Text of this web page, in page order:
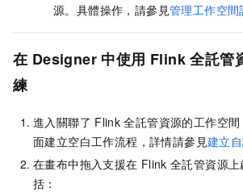
源。具體操作，請參見管理工作空間
在 Designer 中使用 Flink 全託管
練
進入關聯了 Flink 全託管資源的工作空
面建立空白工作流程，詳情請參見建立
在畫布中拖入支援在 Flink 全託管資源
括：